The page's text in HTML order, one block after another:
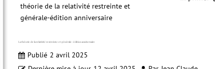
théorie de la relativité restreinte et
générale-édition anniversaire
La théorie de la relativité restreinte et générale-édition anniversaire
Publié 2 avril 2025